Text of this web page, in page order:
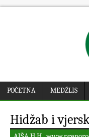
POČETNA MEDŽLIS
Hidžab i